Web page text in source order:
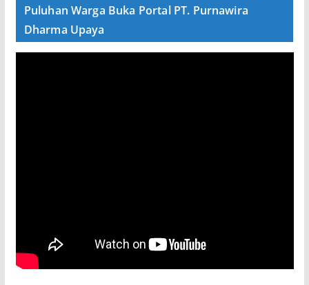
Puluhan Warga Buka Portal PT. Purnawira
Dharma Upaya